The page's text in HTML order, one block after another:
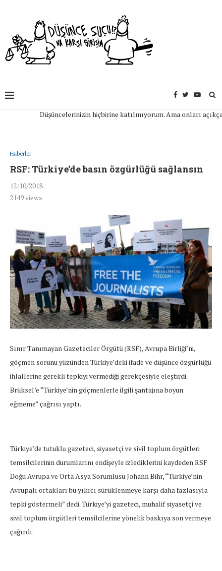
Düşüncelerinizin hiçbirine katılmıyorum. Ama onları açıkça
Haberler
RSF: Türkiye’de basın özgürlüğü sağlansın
12/10/2018
2149views
Sınır Tanımayan Gazeteciler Örgütü (RSF), Avrupa Birliği’ni,
göçmen sorunu yüzünden Türkiye’deki ifade ve düşünce özgürlüğü
ihlallerine gerekli tepkiyi vermediği gerekçesiyle eleştirdi.
Brüksel’e “Türkiye’nin göçmenlerle ilgili şantajına boyun
eğmeme” çağrısı yaptı.
Türkiye’de tutuklu gazeteci, siyasetçi ve sivil toplum örgütleri
temsilcilerinin durumlarını endişeyle izlediklerini kaydeden RSF
Doğu Avrupa ve Orta Asya Sorumlusu Johann Bihr, “Türkiye’nin
Avrupalı ortakları bu yıkıcı sürüklenmeye karşı daha fazlasıyla
tepki göstermeli” dedi. Türkiye’yi gazeteci, muhalif siyasetçi ve
sivil toplum örgütleri temsilcilerine yönelik baskıya son vermeye
çağırdı.